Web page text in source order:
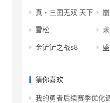
真・三国无双 天下
雪松
金铲铲之战s8
猜你喜欢
我的勇者后续赛季优化